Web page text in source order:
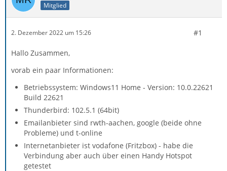
Mitglied
2. Dezember 2022 um 15:26 #1
Hallo Zusammen,
vorab ein paar Informationen:
Betriebssystem: Windows11 Home - Version: 10.0.22621
Build 22621
Thunderbird: 102.5.1 (64bit)
Emailanbieter sind rwth-aachen, google (beide ohne
Probleme) und t-online
Internetanbieter ist vodafone (Fritzbox) - habe die
Verbindung aber auch über einen Handy Hotspot
getestet